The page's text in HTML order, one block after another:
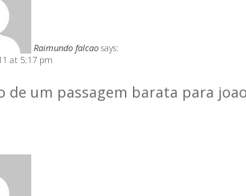
Raimundo falcao says:
at 5:17 pm
de um passagem barata para